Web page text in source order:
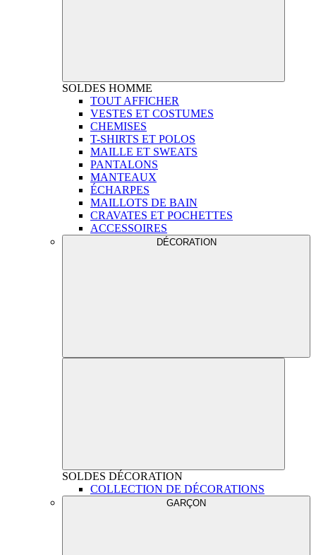
SOLDES HOMME
TOUT AFFICHER
VESTES ET COSTUMES
CHEMISES
T-SHIRTS ET POLOS
MAILLE ET SWEATS
PANTALONS
MANTEAUX
ÉCHARPES
MAILLOTS DE BAIN
CRAVATES ET POCHETTES
ACCESSOIRES
DÉCORATION
SOLDES DÉCORATION
COLLECTION DE DÉCORATIONS
GARÇON